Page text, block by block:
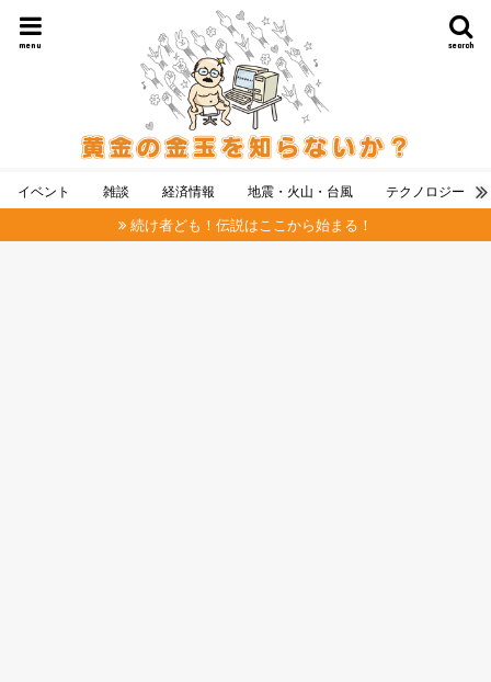
search
menu
イベント 雑談 経済情報 地震・火山・台風 テクノロジー
続け者ども！伝説はここから始まる！